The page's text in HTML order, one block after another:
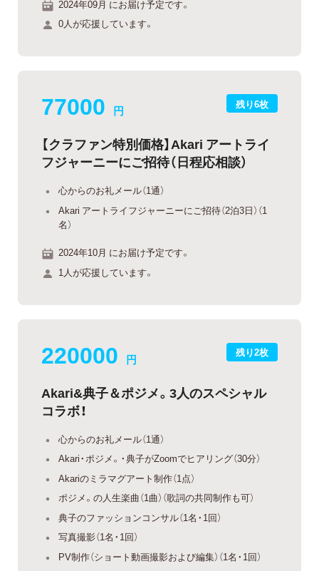
2024年09月 にお届け予定です。
0人が応援しています。
残り6枚
77000 円
【クラファン特別価格】Akari アートライ
フジャーニーにご招待（日程応相談）
心からのお礼メール（1通）
Akari アートライフジャーニーにご招待（2泊3日）（1
名）
2024年10月 にお届け予定です。
1人が応援しています。
残り2枚
220000 円
Akari&典子＆ポジメ。3人のスペシャル
コラボ！
心からのお礼メール（1通）
Akari・ポジメ。・典子がZoomでヒアリング（30分）
Akariのミラマグアート制作（1点）
ポジメ。の人生楽曲（1曲）（歌詞の共同制作も可）
典子のファッションコンサル（1名・1回）
写真撮影（1名・1回）
PV制作（ショート動画撮影および編集）（1名・1回）